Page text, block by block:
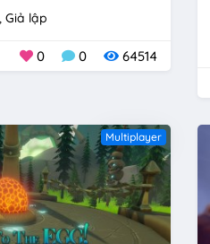
Giả lập
0 0 64514
Multiplayer